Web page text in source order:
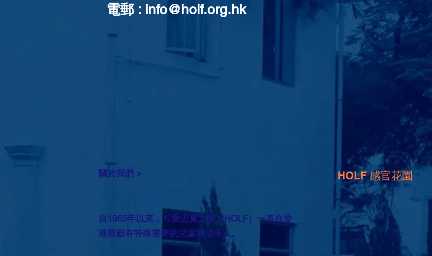
電郵 : info@holf.org.hk
關於我們 >
自1965年以來，可愛忠實之家（HOLF）一直在香
港照顧有特殊需要的兒童和成年人。
HOLF 感官花園